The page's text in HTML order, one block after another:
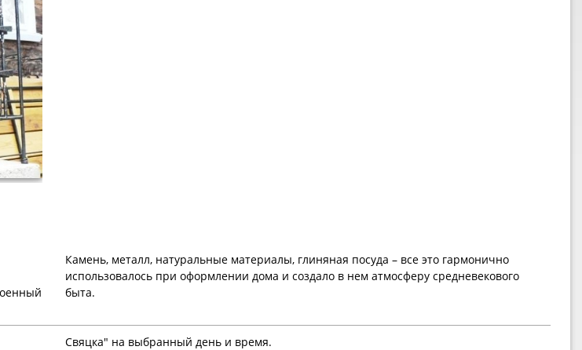
Камень, металл, натуральные материалы, глиняная посуда – все это гармонично
использовалось при оформлении дома и создало в нем атмосферу средневекового
быта.
Свяцка" на выбранный день и время.